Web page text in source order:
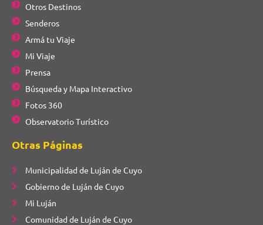
Otros Destinos
Senderos
Armá tu Viaje
Mi Viaje
Prensa
Búsqueda y Mapa Interactivo
Fotos 360
Observatorio Turístico
Otras Páginas
Municipalidad de Luján de Cuyo
Gobierno de Luján de Cuyo
Mi Luján
Comunidad de Luján de Cuyo